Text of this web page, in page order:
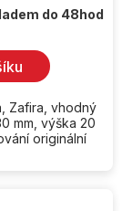
do 48hod
Zafira, vhodný
mm, výška 20
originální